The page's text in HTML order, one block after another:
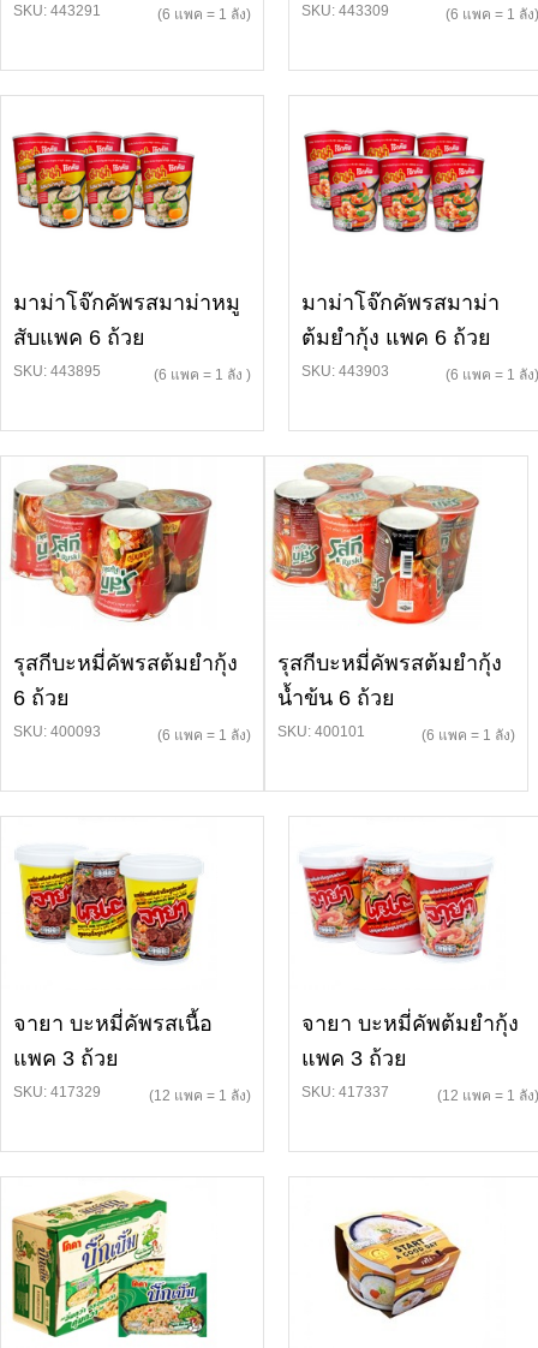
SKU: 443291 (6 แพค = 1 ลัง) SKU: 443309 (6 แพค = 1 ลัง)
มาม่าโจ๊กคัพรสมาม่าหมู
สับแพค 6 ถ้วย
SKU: 443895 (6 แพค = 1 ลัง )
มาม่าโจ๊กคัพรสมาม่า
ต้มยำกุ้ง แพค 6 ถ้วย
SKU: 443903 (6 แพค = 1 ลัง)
รุสกีบะหมี่คัพรสต้มยำกุ้ง
6 ถ้วย
SKU: 400093 (6 แพค = 1 ลัง)
รุสกีบะหมี่คัพรสต้มยำกุ้ง
น้ำข้น 6 ถ้วย
SKU: 400101 (6 แพค = 1 ลัง)
จายา บะหมี่คัพรสเนื้อ
แพค 3 ถ้วย
SKU: 417329 (12 แพค = 1 ลัง)
จายา บะหมี่คัพต้มยำกุ้ง
แพค 3 ถ้วย
SKU: 417337 (12 แพค = 1 ลัง)